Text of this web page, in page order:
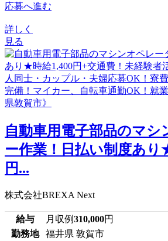
応募へ進む
詳しく
見る
自動車用電子部品のマシ
ー作業！日払い制度あり
円...
株式会社BREXA Next
給与 月収例310,000円
勤務地
福井県 敦賀市